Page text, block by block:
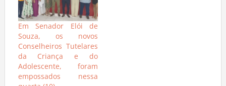
Em Senador Elói de
Souza, os novos
Conselheiros Tutelares
da Criança e do
Adolescente, foram
empossados nessa